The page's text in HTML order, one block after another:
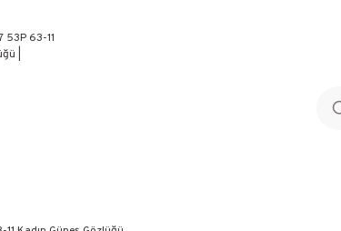
GARANTİSİ
FİYATLAR
FIRSATLAR